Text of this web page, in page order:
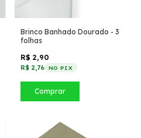
Brinco Banhado Dourado - 3
folhas
R$ 2,90
R$ 2,76 NO PIX
Comprar